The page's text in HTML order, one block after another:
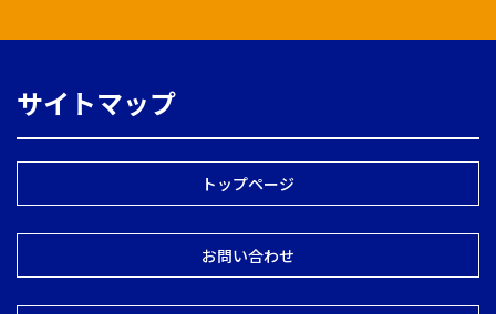
サイトマップ
トップページ
お問い合わせ